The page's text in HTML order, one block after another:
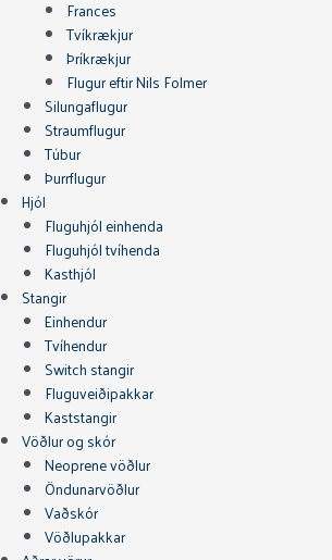
Frances
Tvíkrækjur
Þríkrækjur
Flugur eftir Nils Folmer
Silungaflugur
Straumflugur
Túbur
Þurrflugur
Hjól
Fluguhjól einhenda
Fluguhjól tvíhenda
Kasthjól
Stangir
Einhendur
Tvíhendur
Switch stangir
Fluguveiðipakkar
Kaststangir
Vöðlur og skór
Neoprene vöðlur
Öndunarvöðlur
Vaðskór
Vöðlupakkar